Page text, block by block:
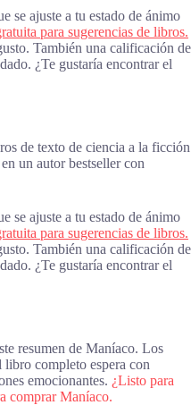
se ajuste a tu estado de ánimo
para sugerencias de libros.
También una calificación de
¿Te gustaría encontrar el
de texto de ciencia a la ficción
un autor bestseller con
se ajuste a tu estado de ánimo
para sugerencias de libros.
También una calificación de
¿Te gustaría encontrar el
resumen de Maníaco. Los
libro completo espera con
emocionantes. ¿Listo para
comprar Maníaco.